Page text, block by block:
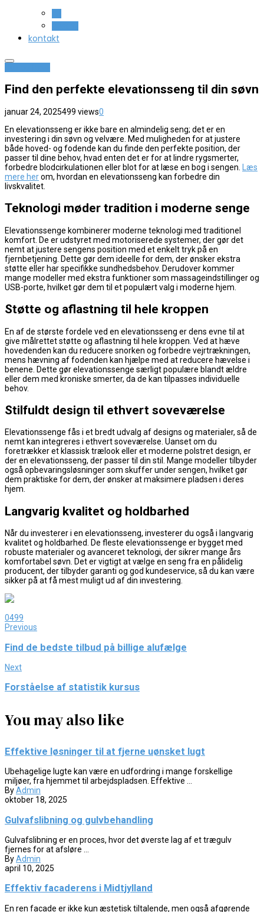
kontakt
Find den perfekte elevationsseng til din søvn
januar 24, 2025499 views0
En elevationsseng er ikke bare en almindelig seng; det er en
investering i din søvn og velvære. Med muligheden for at justere
både hoved- og fodende kan du finde den perfekte position, der
passer til dine behov, hvad enten det er for at lindre rygsmerter,
forbedre blodcirkulationen eller blot for at læse en bog i sengen.
Læs
mere herom, hvordan en elevationsseng kan forbedre din
livskvalitet.
Teknologi møder tradition i moderne senge
Elevationssenge kombinerer moderne teknologi med traditionel
komfort. De er udstyret med motoriserede systemer, der gør det
nemt at justere sengens position med et enkelt tryk på en
fjernbetjening. Dette gør dem ideelle for dem, der ønsker ekstra
støtte eller har specifikke sundhedsbehov. Derudover kommer
mange modeller med ekstra funktioner som massageindstillinger og
USB-porte, hvilket gør dem til et populært valg i moderne hjem.
Støtte og aflastning til hele kroppen
En af de største fordele ved en elevationsseng er dens evne til at
give målrettet støtte og aflastning til hele kroppen. Ved at hæve
hovedenden kan du reducere snorken og forbedre vejrtrækningen,
mens hævning af fodenden kan hjælpe med at reducere hævelse i
benene. Dette gør elevationssenge særligt populære blandt ældre
eller dem med kroniske smerter, da de kan tilpasses individuelle
behov.
Stilfuldt design til ethvert soveværelse
Elevationssenge fås i et bredt udvalg af designs og materialer, så de
nemt kan integreres i ethvert soveværelse. Uanset om du
foretrækker et klassisk trælook eller et moderne polstret design, er
der en elevationsseng, der passer til din stil. Mange modeller tilbyder
også opbevaringsløsninger som skuffer under sengen, hvilket gør
dem praktiske for dem, der ønsker at maksimere pladsen i deres
hjem.
Langvarig kvalitet og holdbarhed
Når du investerer i en elevationsseng, investerer du også i langvarig
kvalitet og holdbarhed. De fleste elevationssenge er bygget med
robuste materialer og avanceret teknologi, der sikrer mange års
komfortabel søvn. Det er vigtigt at vælge en seng fra en pålidelig
producent, der tilbyder garanti og god kundeservice, så du kan være
sikker på at få mest muligt ud af din investering.
0499
Previous
Find de bedste tilbud på billige alufælge
Next
Forståelse af statistik kursus
You may also like
Effektive løsninger til at fjerne uønsket lugt
Ubehagelige lugte kan være en udfordring i mange forskellige
miljøer, fra hjemmet til arbejdspladsen. Effektive ...
ByAdmin
oktober 18, 2025
Gulvafslibning og gulvbehandling
Gulvafslibning er en proces, hvor det øverste lag af et trægulv
fjernes for at afsløre ...
ByAdmin
april 10, 2025
Effektiv facaderens i Midtjylland
En ren facade er ikke kun æstetisk tiltalende, men også afgørende